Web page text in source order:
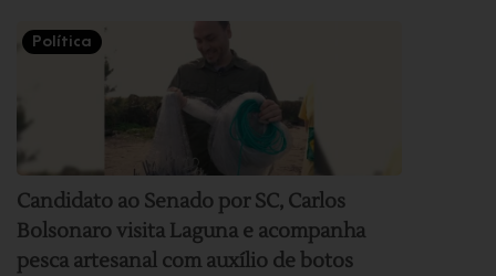
Política
Candidato ao Senado por SC, Carlos
Bolsonaro visita Laguna e acompanha
pesca artesanal com auxílio de botos